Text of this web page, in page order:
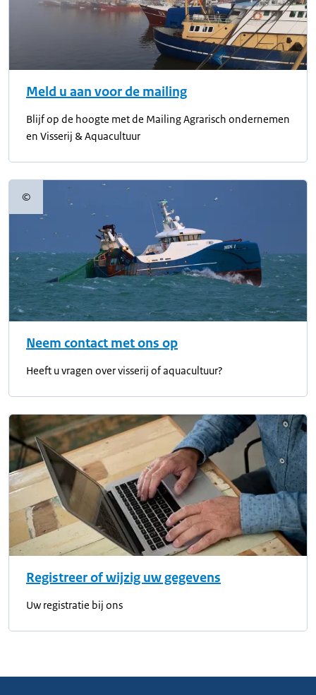
Meld u aan voor de mailing
Blijf op de hoogte met de Mailing Agrarisch ondernemen
en Visserij & Aquacultuur
©Copyrightinformatie
Neem contact met ons op
Heeft u vragen over visserij of aquacultuur?
Registreer of wijzig uw gegevens
Uw registratie bij ons